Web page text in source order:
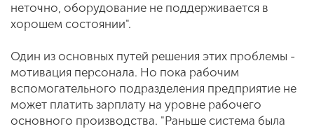
неточно, оборудование не поддерживается в
хорошем состоянии".
Один из основных путей решения этих проблемы -
мотивация персонала. Но пока рабочим
вспомогательного подразделения предприятие не
может платить зарплату на уровне рабочего
основного производства. "Раньше система была